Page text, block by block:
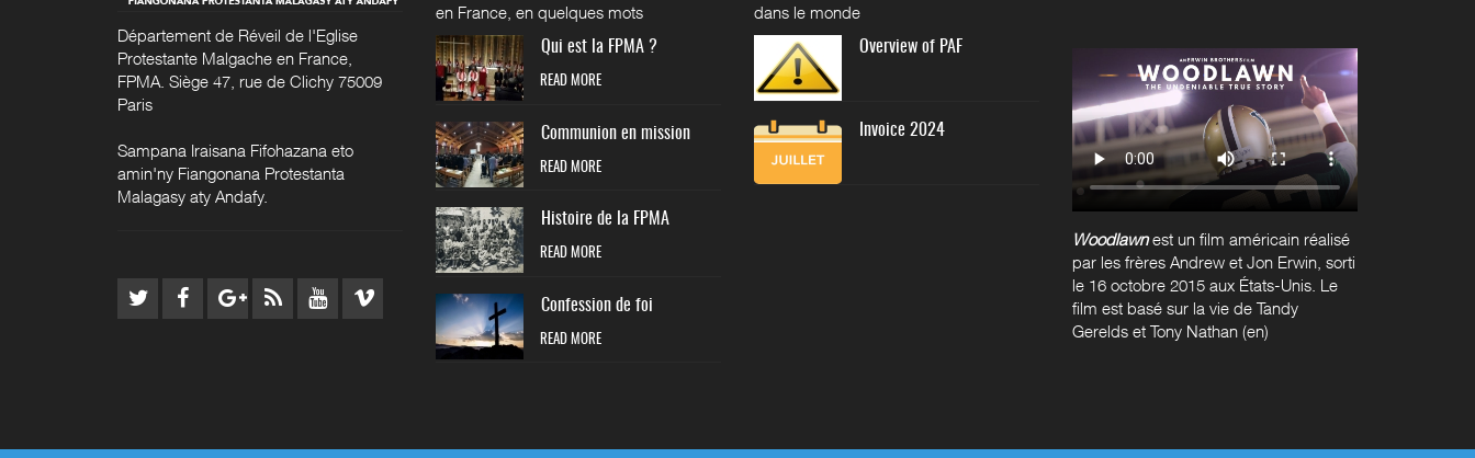
Département de Réveil de l'Eglise
Protestante Malgache en France,
FPMA. Siège 47, rue de Clichy 75009
Paris
Sampana Iraisana Fifohazana eto
amin'ny Fiangonana Protestanta
Malagasy aty Andafy.
en France, en quelques mots
Qui est la FPMA ?
READ MORE
Communion en mission
READ MORE
Histoire de la FPMA
READ MORE
Confession de foi
READ MORE
dans le monde
Overview of PAF
Invoice 2024
Woodlawnest un film américain réalisé
par les frères Andrew et Jon Erwin , sorti
le 16 octobre 2015 aux États-Unis. Le
film est basé sur la vie de Tandy
Gerelds et Tony Nathan (en)